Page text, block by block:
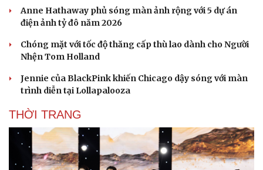
Anne Hathaway phủ sóng màn ảnh rộng với 5 dự án
điện ảnh tỷ đô năm 2026
Chóng mặt với tốc độ thăng cấp thù lao dành cho Người
Nhện Tom Holland
Jennie của BlackPink khiến Chicago dậy sóng với màn
trình diễn tại Lollapalooza
THỜI TRANG